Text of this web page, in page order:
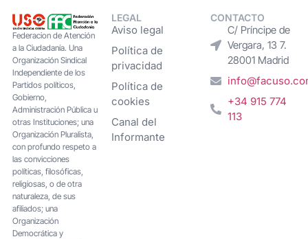
Federacion de Atención
a la Ciudadanía. Una
Organización Sindical
Independiente de los
Partidos políticos,
Gobierno,
Administración Pública u
otras Instituciones; una
Organización Pluralista,
con profundo respeto a
las convicciones
políticas, filosóficas,
religiosas, o de otra
naturaleza, de sus
afiliados; una
Organización
Democrática y
LEGAL
Aviso legal
Política de
privacidad
Política de
cookies
Canal del
Informante
CONTACTO
C/ Príncipe de
Vergara, 13 7.
28001 Madrid
+34 915 774
113